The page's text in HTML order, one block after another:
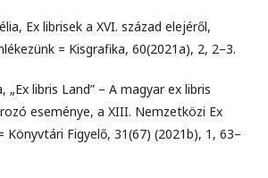
Ex librisek a XVI. század elejéről,
= Kisgrafika, 60(2021a), 2, 2–3.
„Ex libris Land” – A magyar ex libris
eseménye, a XIII. Nemzetközi Ex
Könyvtári Figyelő, 31(67) (2021b), 1, 63–